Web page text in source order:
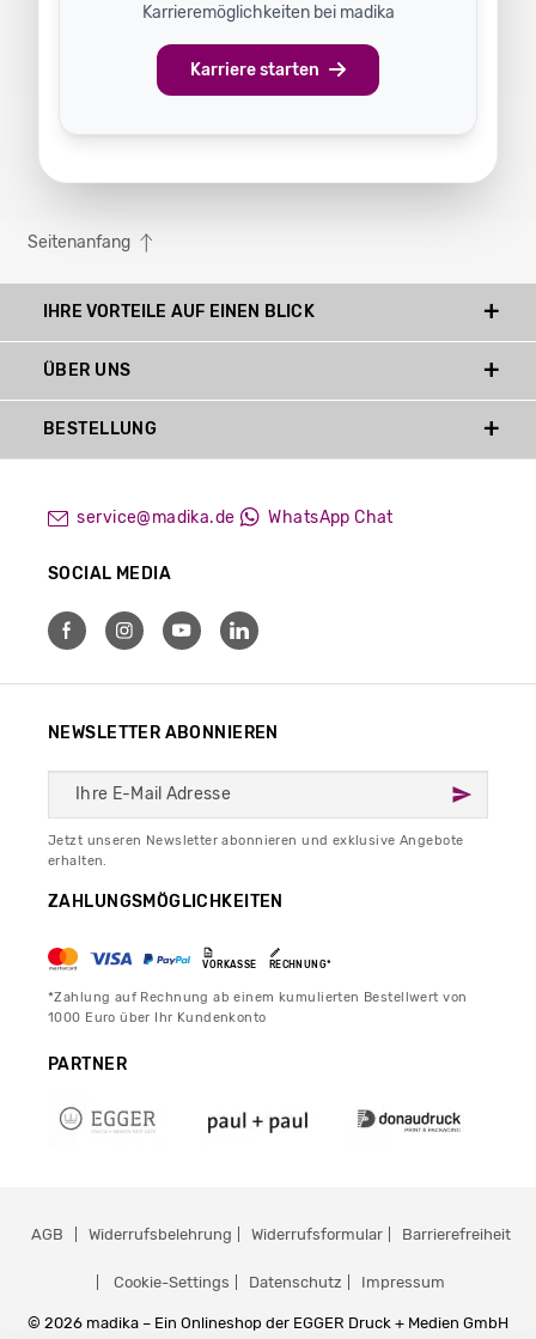
Karrieremöglichkeiten bei madika
Karriere starten
Seitenanfang
IHRE VORTEILE AUF EINEN BLICK
service@madika.de WhatsApp Chat
SOCIAL MEDIA
ÜBER UNS
BESTELLUNG
NEWSLETTER ABONNIEREN
Jetzt unseren Newsletter abonnieren und exklusive Angebote
erhalten.
ZAHLUNGSMÖGLICHKEITEN
VORKASSE RECHNUNG*
*Zahlung auf Rechnung ab einem kumulierten Bestellwert von
1000 Euro über Ihr Kundenkonto
PARTNER
© 2026 madika – Ein Onlineshop der EGGER Druck + Medien GmbH
AGB Widerrufsbelehrung Widerrufsformular Barrierefreiheit
Cookie-Settings Datenschutz Impressum